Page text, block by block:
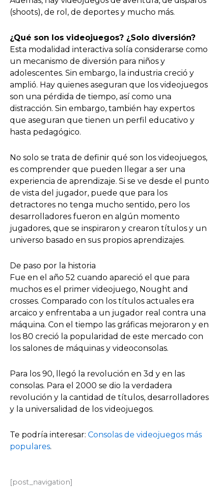
(shoots), de rol, de deportes y mucho más.
¿Qué son los videojuegos? ¿Solo diversión?
Esta modalidad interactiva solía considerarse como
un mecanismo de diversión para niños y
adolescentes. Sin embargo, la industria creció y
amplió. Hay quienes aseguran que los videojuegos
son una pérdida de tiempo, así como una
distracción. Sin embargo, también hay expertos
que aseguran que tienen un perfil educativo y
hasta pedagógico.
No solo se trata de definir qué son los videojuegos,
es comprender que pueden llegar a ser una
experiencia de aprendizaje. Si se ve desde el punto
de vista del jugador, puede que para los
detractores no tenga mucho sentido, pero los
desarrolladores fueron en algún momento
jugadores, que se inspiraron y crearon títulos y un
universo basado en sus propios aprendizajes.
De paso por la historia
Fue en el año 52 cuando apareció el que para
muchos es el primer videojuego, Nought and
crosses. Comparado con los títulos actuales era
arcaico y enfrentaba a un jugador real contra una
máquina. Con el tiempo las gráficas mejoraron y en
los 80 creció la popularidad de este mercado con
los salones de máquinas y videoconsolas.
Para los 90, llegó la revolución en 3d y en las
consolas. Para el 2000 se dio la verdadera
revolución y la cantidad de títulos, desarrolladores
y la universalidad de los videojuegos.
Te podría interesar: Consolas de videojuegos más
populares.
[post_navigation]